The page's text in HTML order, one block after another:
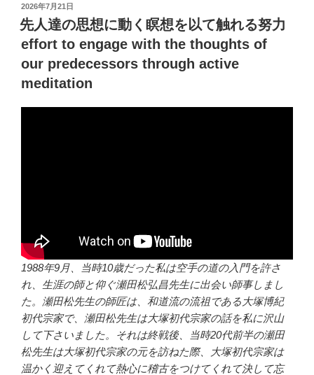
投
稿
日:
2026年7月21日
先人達の思想に動く瞑想を以て触れる努力
effort to engage with the thoughts of
our predecessors through active
meditation
1988年9月、当時10歳だった私は空手の道の入門を許さ
れ、生涯の師と仰ぐ瀬田松弘昌先生に出会い師事しまし
た。瀬田松先生の師匠は、和道流の流祖である大塚博紀
初代宗家で、瀬田松先生は大塚初代宗家の話を私に沢山
して下さいました。それは終戦後、当時20代前半の瀬田
松先生は大塚初代宗家の元を訪ねた際、大塚初代宗家は
温かく迎えてくれて熱心に稽古をつけてくれて決して忘